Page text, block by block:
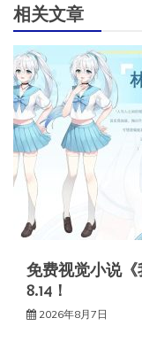
航
相关文章
免费视觉小说
8.14！
2026年8月7日